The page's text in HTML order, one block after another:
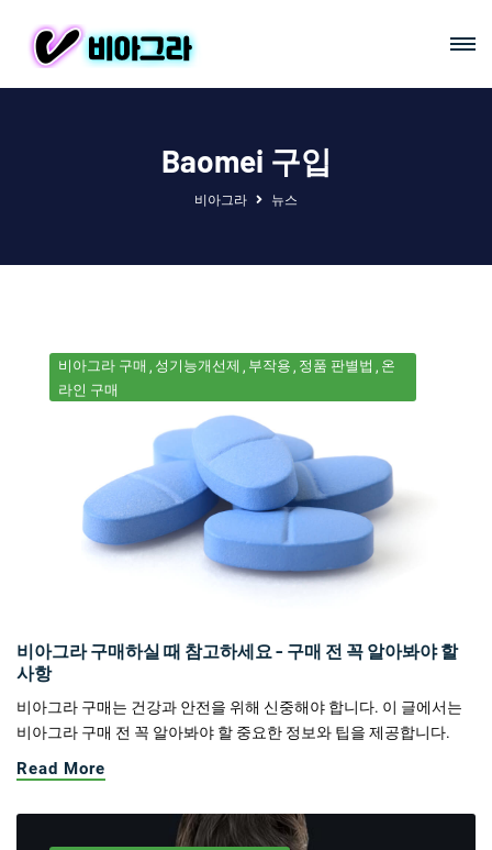
Baomei 구입
비아그라 뉴스
비아그라 구매 성기능개선제 부작용 정품 판별법
온
라인 구매
비아그라 구매하실 때 참고하세요 - 구매 전 꼭 알아봐야 할
사항
비아그라 구매는 건강과 안전을 위해 신중해야 합니다. 이 글에서는
비아그라 구매 전 꼭 알아봐야 할 중요한 정보와 팁을 제공합니다.
Read More